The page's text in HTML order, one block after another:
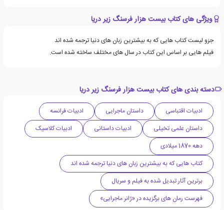
ویژگی های کتاب بیست هزار فرسنگ زیر دریا
جزو لیست کتاب هایی که به بیشترین زبان های دنیا ترجمه شده اند
فیلم هایی بر اساس این کتاب در سال های مختلف ساخته شده است.
دسته بندی های کتاب بیست هزار فرسنگ زیر دریا
ادبیات اقتباسی داستان ماجرایی
ادبیات فرانسه
داستان علمی تخیلی
ادبیات داستانی
ادبیات کلاسیک
دهه 1870 میلادی
کتاب هایی که به بیشترین زبان های دنیا ترجمه شده اند
برترین آثار تبدیل شده به فیلم و سریال
فهرست رمان های برگزیده در «ژانر ماجرایی»